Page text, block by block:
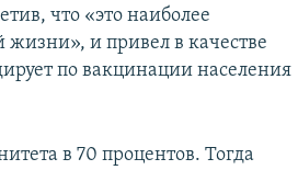
что «это наиболее
и привел в качестве
по вакцинации населения
в 70 процентов. Тогда